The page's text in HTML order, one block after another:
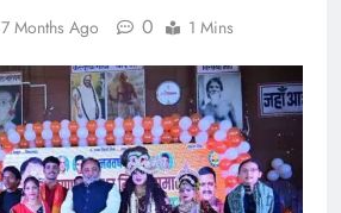
7 Months Ago 0 1 Mins